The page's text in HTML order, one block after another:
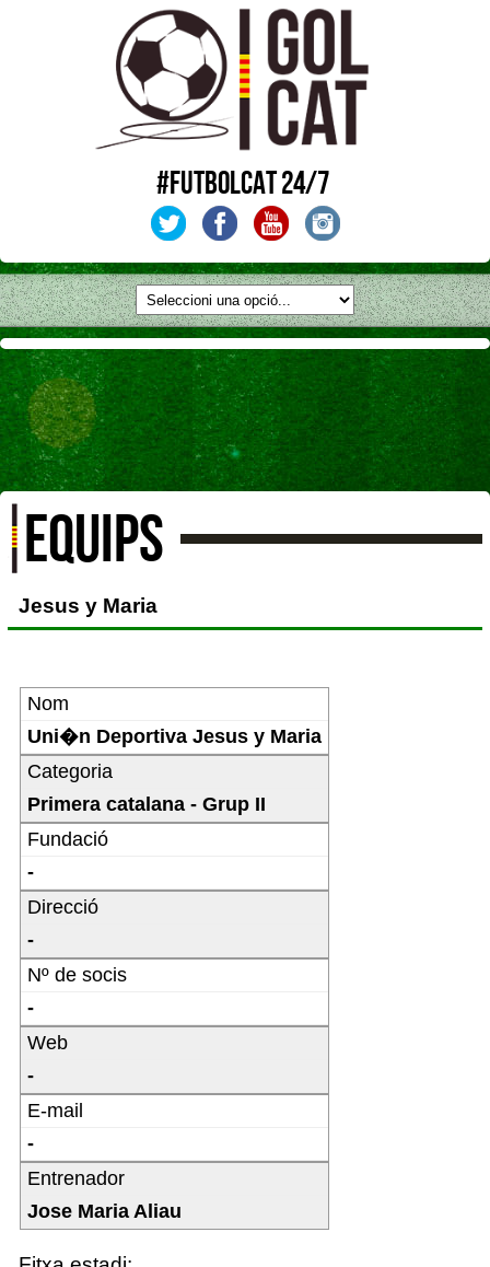
#FUTBOLCAT 24/7
EQUIPS
Jesus y Maria
Nom
Uni�n Deportiva Jesus y Maria
Categoria
Primera catalana - Grup II
Fundació
-
Direcció
-
Nº de socis
-
Web
-
E-mail
-
Entrenador
Jose Maria Aliau